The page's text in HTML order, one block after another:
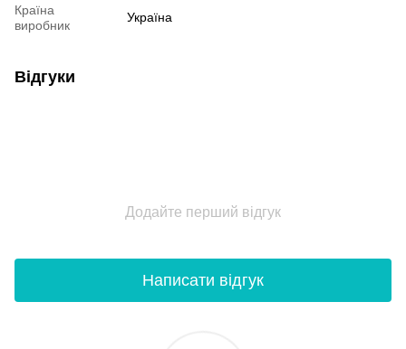
Країна
виробник
Україна
Відгуки
Додайте перший відгук
Написати відгук